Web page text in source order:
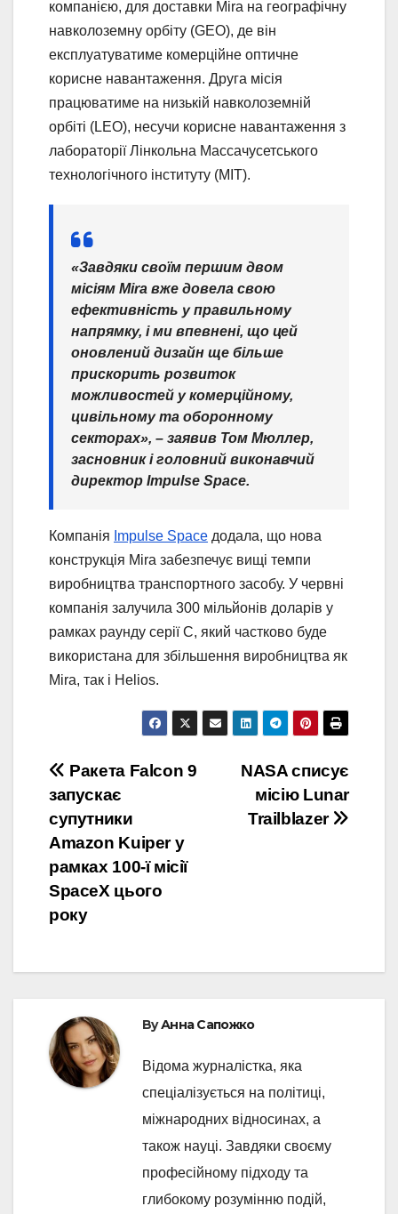
компанією, для доставки Mira на географічну
навколоземну орбіту (GEO), де він
експлуатуватиме комерційне оптичне
корисне навантаження. Друга місія
працюватиме на низькій навколоземній
орбіті (LEO), несучи корисне навантаження з
лабораторії Лінкольна Массачусетського
технологічного інституту (MIT).
«Завдяки своїм першим двом
місіям Mira вже довела свою
ефективність у правильному
напрямку, і ми впевнені, що цей
оновлений дизайн ще більше
прискорить розвиток
можливостей у комерційному,
цивільному та оборонному
секторах», – заявив Том Мюллер,
засновник і головний виконавчий
директор Impulse Space.
Компанія Impulse Space додала, що нова
конструкція Mira забезпечує вищі темпи
виробництва транспортного засобу. У червні
компанія залучила 300 мільйонів доларів у
рамках раунду серії C, який частково буде
використана для збільшення виробництва як
Mira, так і Helios.
Post
navigation
NASA списує
місію Lunar
Trailblazer
Ракета Falcon 9
запускає
супутники
Amazon Kuiper у
рамках 100-ї місії
SpaceX цього
року
ByАнна Сапожко
Відома журналістка, яка
спеціалізується на політиці,
міжнародних відносинах, а
також науці. Завдяки своєму
професійному підходу та
глибокому розумінню подій,